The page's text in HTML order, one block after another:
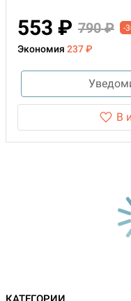
553 ₽ 790 ₽ -
Экономия 237 ₽
В